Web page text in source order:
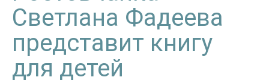
Светлана Фадеева
представит книгу
для детей